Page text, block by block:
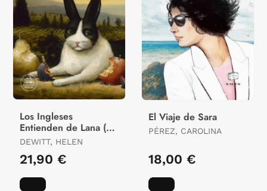
Los Ingleses
Entienden de Lana (Y
Otros Trucos)
DEWITT, HELEN
21,90 €
El Viaje de Sara
PÉREZ, CAROLINA
18,00 €